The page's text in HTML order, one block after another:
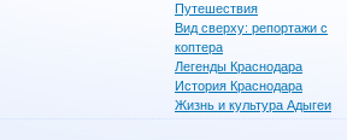
Путешествия
Вид сверху: репортажи с
коптера
Легенды Краснодара
История Краснодара
Жизнь и культура Адыгеи